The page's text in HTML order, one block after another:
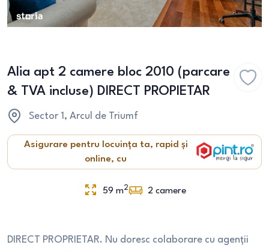
Alia apt 2 camere bloc 2010 (parcare
& TVA incluse) DIRECT PROPIETAR
Sector 1 , Arcul de Triumf
Asigurare pentru locuința ta, rapid și
online, cu
59 m2 2 camere
DIRECT PROPRIETAR. Nu doresc colaborare cu agenții